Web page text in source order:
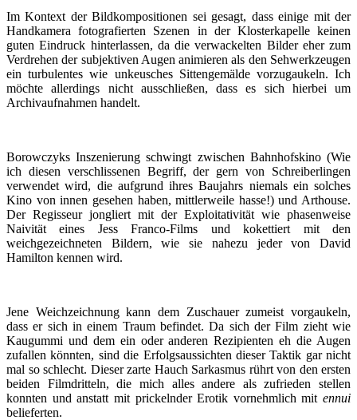
Im Kontext der Bildkompositionen sei gesagt, dass einige mit der
Handkamera fotografierten Szenen in der Klosterkapelle keinen
guten Eindruck hinterlassen, da die verwackelten Bilder eher zum
Verdrehen der subjektiven Augen animieren als den Sehwerkzeugen
ein turbulentes wie unkeusches Sittengemälde vorzugaukeln. Ich
möchte allerdings nicht ausschließen, dass es sich hierbei um
Archivaufnahmen handelt.
Borowczyks Inszenierung schwingt zwischen Bahnhofskino (Wie
ich diesen verschlissenen Begriff, der gern von Schreiberlingen
verwendet wird, die aufgrund ihres Baujahrs niemals ein solches
Kino von innen gesehen haben, mittlerweile hasse!) und Arthouse.
Der Regisseur jongliert mit der Exploitativität wie phasenweise
Naivität eines Jess Franco-Films und kokettiert mit den
weichgezeichneten Bildern, wie sie nahezu jeder von David
Hamilton kennen wird.
Jene Weichzeichnung kann dem Zuschauer zumeist vorgaukeln,
dass er sich in einem Traum befindet. Da sich der Film zieht wie
Kaugummi und dem ein oder anderen Rezipienten eh die Augen
zufallen könnten, sind die Erfolgsaussichten dieser Taktik gar nicht
mal so schlecht. Dieser zarte Hauch Sarkasmus rührt von den ersten
beiden Filmdritteln, die mich alles andere als zufrieden stellen
konnten und anstatt mit prickelnder Erotik vornehmlich mit ennui
belieferten.